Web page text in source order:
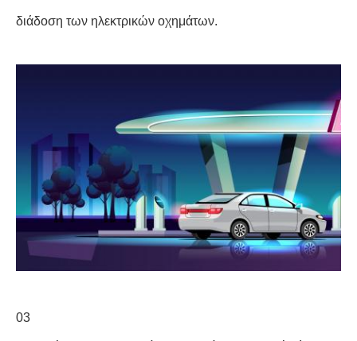
διάδοση των ηλεκτρικών οχημάτων.
03